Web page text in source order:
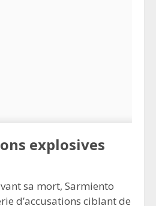
explosives
sa mort, Sarmiento
d’accusations ciblant de